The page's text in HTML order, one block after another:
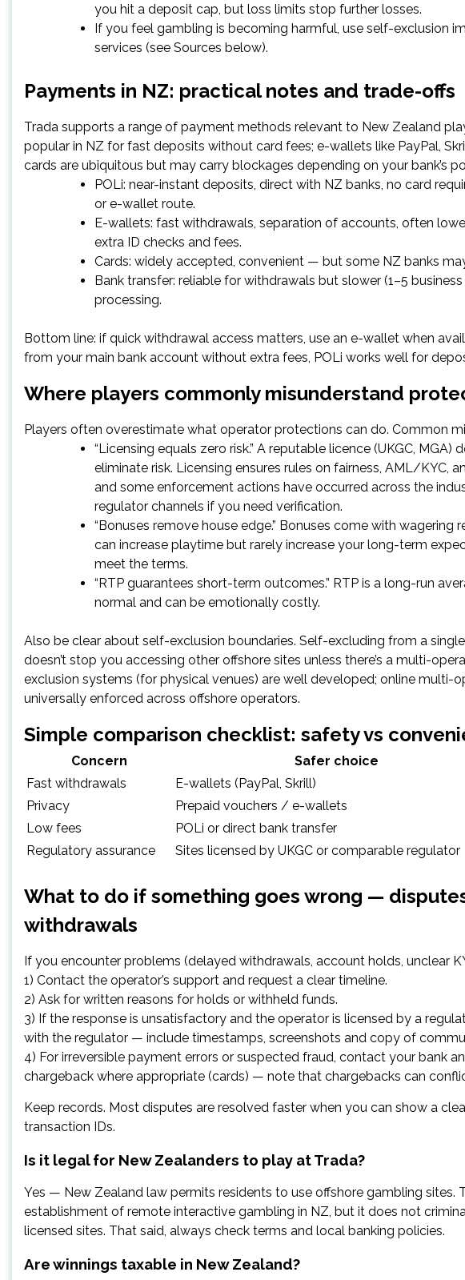
you hit a deposit cap, but loss limits stop further losses.
If you feel gambling is becoming harmful, use self-exclusion
services (see Sources below).
Payments in NZ: practical notes and trade-offs
Trada supports a range of payment methods relevant to New Zealand
popular in NZ for fast deposits without card fees; e-wallets like PayPal,
cards are ubiquitous but may carry blockages depending on your bank’s
POLi: near-instant deposits, direct with NZ banks, no card
or e-wallet route.
E-wallets: fast withdrawals, separation of accounts, often
extra ID checks and fees.
Cards: widely accepted, convenient — but some NZ banks
Bank transfer: reliable for withdrawals but slower (1–5
processing.
Bottom line: if quick withdrawal access matters, use an e-wallet when
from your main bank account without extra fees, POLi works well for
Where players commonly misunderstand
Players often overestimate what operator protections can do. Common
“Licensing equals zero risk.” A reputable licence (UKGC, MGA)
eliminate risk. Licensing ensures rules on fairness, AML/KYC,
and some enforcement actions have occurred across the
regulator channels if you need verification.
“Bonuses remove house edge.” Bonuses come with
can increase playtime but rarely increase your long-term
meet the terms.
“RTP guarantees short-term outcomes.” RTP is a long-run
normal and can be emotionally costly.
Also be clear about self-exclusion boundaries. Self-excluding from a
doesn’t stop you accessing other offshore sites unless there’s a multi-
exclusion systems (for physical venues) are well developed; online multi-
universally enforced across offshore operators.
Simple comparison checklist: safety vs
Concern Safer choice
Fast withdrawals
E-wallets (PayPal, Skrill)
Privacy
Prepaid vouchers / e-wallets
Low fees
POLi or direct bank transfer
Regulatory assurance
Sites licensed by UKGC or comparable regulator
What to do if something goes wrong —
withdrawals
If you encounter problems (delayed withdrawals, account holds, unclear
1) Contact the operator’s support and request a clear timeline.
2) Ask for written reasons for holds or withheld funds.
3) If the response is unsatisfactory and the operator is licensed by a
with the regulator — include timestamps, screenshots and copy of
4) For irreversible payment errors or suspected fraud, contact your bank
chargeback where appropriate (cards) — note that chargebacks can
Keep records. Most disputes are resolved faster when you can show a
transaction IDs.
Is it legal for New Zealanders to play at Trada?
Yes — New Zealand law permits residents to use offshore gambling sites.
establishment of remote interactive gambling in NZ, but it does not
licensed sites. That said, always check terms and local banking policies.
Are winnings taxable in New Zealand?